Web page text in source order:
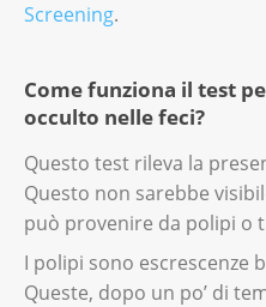
Screening.
Come funziona il test
occulto nelle feci?
Questo test rileva la
Questo non sarebbe
può provenire da polipi o
I polipi sono escrescenze
Queste, dopo un po’ di